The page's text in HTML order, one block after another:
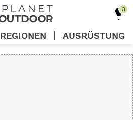
REGIONEN AUSRÜSTUNG